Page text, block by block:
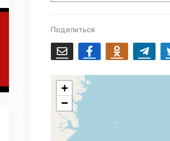
Поделиться
Email FacebookOdnoklassnikiTelegram
+
−